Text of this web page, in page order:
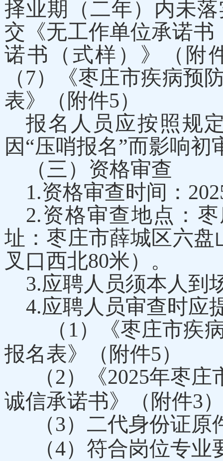
择业期（二年）内未
交《无工作单位承诺
诺书（式样）》（附
（7）《枣庄市疾病预
表》（附件5）
报名人员应按照规
因“压哨报名”而影响
（三）资格审查
1.资格审查时间：
2.资格审查地点：
址：枣庄市薛城区六盘
叉口西北80米）。
3.应聘人员须本人到
4.应聘人员审查时应
（ 1） 《枣庄市疾
报名表》 （附件5）
（2）《2025年枣庄
诚信承诺书》（附件3
（3）二代身份证原
（4）符合岗位专业